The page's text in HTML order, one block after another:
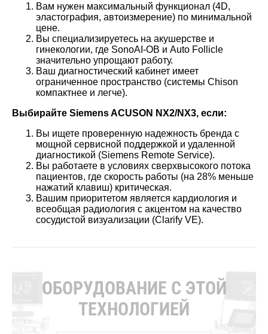
Вам нужен максимальный функционал (4D,
эластография, автоизмерение) по минимальной
цене.
Вы специализируетесь на акушерстве и
гинекологии, где SonoAI-OB и Auto Follicle
значительно упрощают работу.
Ваш диагностический кабинет имеет
ограниченное пространство (системы Chison
компактнее и легче).
Выбирайте Siemens ACUSON NX2/NX3, если:
Вы ищете проверенную надежность бренда с
мощной сервисной поддержкой и удаленной
диагностикой (Siemens Remote Service).
Вы работаете в условиях сверхвысокого потока
пациентов, где скорость работы (на 28% меньше
нажатий клавиш) критическая.
Вашим приоритетом является кардиология и
всеобщая радиология с акцентом на качество
сосудистой визуализации (Clarify VE).
ОБОРУДОВАНИЕ С ЭТОЙ
ТЕХНОЛОГИЕЙ